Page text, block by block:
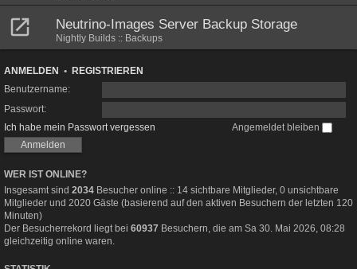
Neutrino-Images Server Backup Storage
Nightly Builds :: Backups
ANMELDEN • REGISTRIEREN
Benutzername:
Passwort:
Ich habe mein Passwort vergessen
Angemeldet bleiben
WER IST ONLINE?
Insgesamt sind 2034 Besucher online :: 14 sichtbare Mitglieder, 0 unsichtbare
Mitglieder und 2020 Gäste (basierend auf den aktiven Besuchern der letzten 120
Minuten)
Der Besucherrekord liegt bei 60937 Besuchern, die am Sa 30. Mai 2026, 08:28
gleichzeitig online waren.